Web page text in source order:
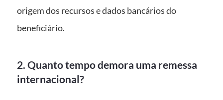
origem dos recursos e dados bancários do
beneficiário.
2. Quanto tempo demora uma remessa
internacional?